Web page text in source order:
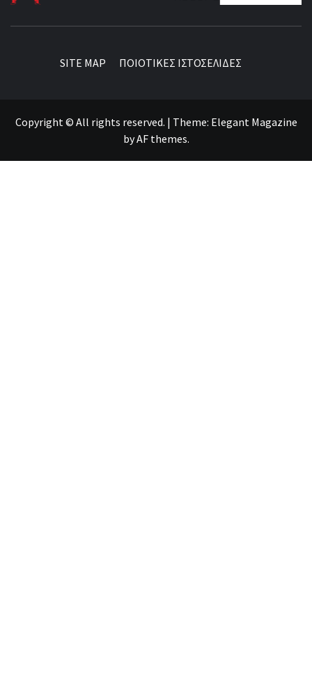
SITE MAP ΠΟΙΟΤΙΚΕΣ ΙΣΤΟΣΕΛΙΔΕΣ
Copyright © All rights reserved. | Theme: Elegant Magazine
byAF themes.